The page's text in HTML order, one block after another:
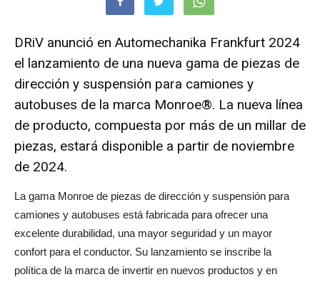
DRiV anunció en Automechanika Frankfurt 2024
el lanzamiento de una nueva gama de piezas de
dirección y suspensión para camiones y
autobuses de la marca Monroe®. La nueva línea
de producto, compuesta por más de un millar de
piezas, estará disponible a partir de noviembre
de 2024.
La gama Monroe de piezas de dirección y suspensión para
camiones y autobuses está fabricada para ofrecer una
excelente durabilidad, una mayor seguridad y un mayor
confort para el conductor. Su lanzamiento se inscribe la
política de la marca de invertir en nuevos productos y en